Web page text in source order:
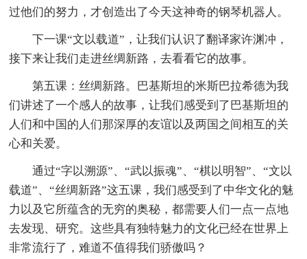
过他们的努力，才创造出了今天这神奇的钢琴机器人。
下一课“文以载道”，让我们认识了翻译家许渊冲，
接下来让我们走进丝绸新路，去看看它的故事。
第五课：丝绸新路。巴基斯坦的米斯巴拉希德为我
们讲述了一个感人的故事，让我们感受到了巴基斯坦的
人们和中国的人们那深厚的友谊以及两国之间相互的关
心和关爱。
通过“字以溯源”、“武以振魂”、“棋以明智”、“文以
载道”、“丝绸新路”这五课，我们感受到了中华文化的魅
力以及它所蕴含的无穷的奥秘，都需要人们一点一点地
去发现、研究。这些具有独特魅力的文化已经在世界上
非常流行了，难道不值得我们骄傲吗？